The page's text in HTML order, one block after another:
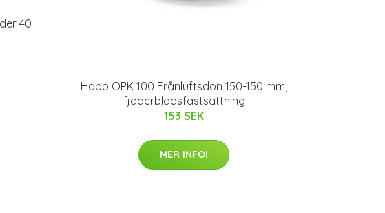
40
Habo OPK 100 Frånluftsdon 150-150 mm,
fjäderbladsfastsättning
153 SEK
MER INFO!